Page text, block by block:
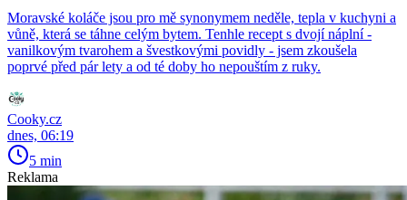
Moravské koláče jsou pro mě synonymem neděle, tepla v kuchyni a
vůně, která se táhne celým bytem. Tenhle recept s dvojí náplní -
vanilkovým tvarohem a švestkovými povidly - jsem zkoušela
poprvé před pár lety a od té doby ho nepouštím z ruky.
Cooky.cz
dnes, 06:19
5 min
Reklama